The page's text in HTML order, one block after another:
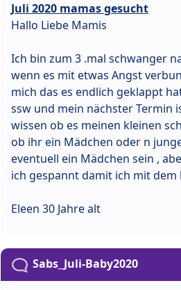
Juli 2020 mamas gesucht
Hallo Liebe Mamis
Ich bin zum 3 .mal schwanger
wenn es mit etwas Angst
mich das es endlich geklappt
ssw und mein nächster Termin
wissen ob es meinen kleinen
ob ihr ein Mädchen oder n
eventuell ein Mädchen sein ,
ich gespannt damit ich mit
Eleen 30 Jahre alt
Sabs_Juli-Baby2020